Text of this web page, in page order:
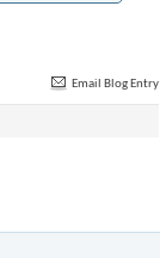
Email Blog Entry